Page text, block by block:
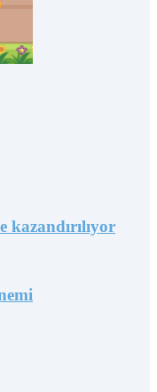
kazandırılıyor